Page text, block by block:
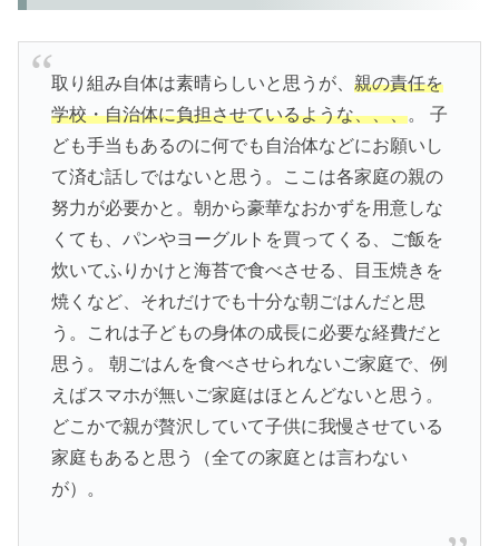
取り組み自体は素晴らしいと思うが、 親の責任を
学校・自治体に負担させているような、、、。 子
ども手当もあるのに何でも自治体などにお願いし
て済む話しではないと思う。ここは各家庭の親の
努力が必要かと。朝から豪華なおかずを用意しな
くても、パンやヨーグルトを買ってくる、ご飯を
炊いてふりかけと海苔で食べさせる、目玉焼きを
焼くなど、それだけでも十分な朝ごはんだと思
う。これは子どもの身体の成長に必要な経費だと
思う。 朝ごはんを食べさせられないご家庭で、例
えばスマホが無いご家庭はほとんどないと思う。
どこかで親が贅沢していて子供に我慢させている
家庭もあると思う（全ての家庭とは言わない
が）。